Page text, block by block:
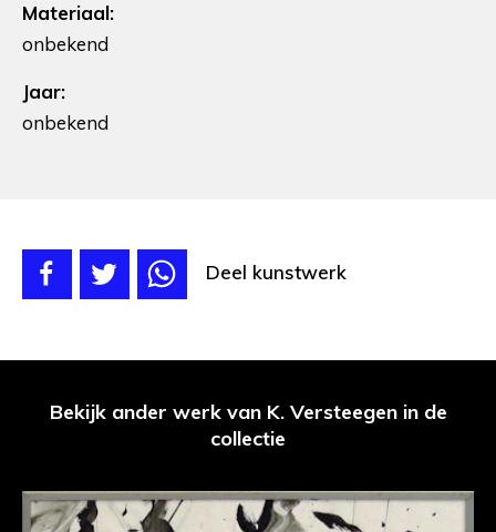
Materiaal:
onbekend
Jaar:
onbekend
Deel kunstwerk
Bekijk ander werk van K. Versteegen in de
collectie